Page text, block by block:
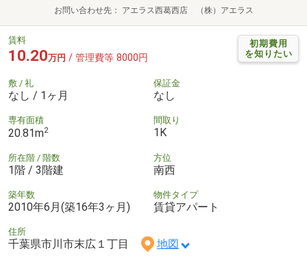
お問い合わせ先 アエラス西葛西店 （株）アエラス
初期費用
を知りたい
賃料
10.20万円 / 管理費等 8000円
敷 / 礼
なし / 1ヶ月
保証金
なし
専有面積
20.81m2
間取り
1K
所在階 / 階数
1階 / 3階建
方位
南西
築年数
2010年6月(築16年3ヶ月)
物件タイプ
賃貸アパート
住所
千葉県市川市末広１丁目 地図